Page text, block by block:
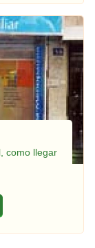
como llegar